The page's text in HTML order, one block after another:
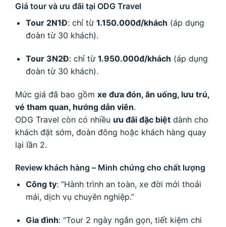
Giá tour và ưu đãi tại ODG Travel
Tour 2N1Đ: chỉ từ 1.150.000đ/khách (áp dụng
đoàn từ 30 khách).
Tour 3N2Đ: chỉ từ 1.950.000đ/khách (áp dụng
đoàn từ 30 khách).
Mức giá đã bao gồm xe đưa đón, ăn uống, lưu trú,
vé tham quan, hướng dẫn viên.
ODG Travel còn có nhiều ưu đãi đặc biệt dành cho
khách đặt sớm, đoàn đông hoặc khách hàng quay
lại lần 2.
Review khách hàng – Minh chứng cho chất lượng
Công ty: “Hành trình an toàn, xe đời mới thoải
mái, dịch vụ chuyên nghiệp.”
Gia đình: “Tour 2 ngày ngắn gọn, tiết kiệm chi